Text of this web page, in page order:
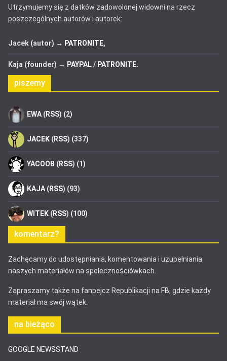
Utrzymujemy się z datków zadowolonej widowni na rzecz
poszczególnych autorów i autorek:
Jacek (autor) → PATRONITE,
Kaja (founder) → PAYPAL/ PATRONITE.
piszemy
EWA (RSS) (2)
JACEK (RSS) (337)
YACOOB (RSS) (1)
KAJA (RSS) (93)
WITEK (RSS) (100)
komentarz?
Zachęcamy do udostępniania, komentowania i uzupełniania
naszych materiałów na społecznościówkach.
Zapraszamy także na fanpejcz Republikacji na FB, gdzie każdy
materiał ma swój wątek.
na bieżąco
GOOGLE NEWSSTAND